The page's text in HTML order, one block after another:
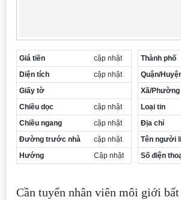
Giá tiền
cập nhật
Diện tích
cập nhật
Giấy tờ
Chiều dọc
cập nhật
Chiều ngang
cập nhật
Đường trước nhà
cập nhật
Hướng
Cập nhật
Thành phố
Quận/
Xã/Phường
Loại tin
Địa chỉ
Tên người
Số điện
Cần tuyển nhân viên môi giới bất